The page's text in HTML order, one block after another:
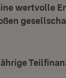
wertvolle